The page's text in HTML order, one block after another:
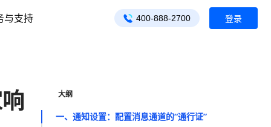
与支持 400-888-2700 登录
大纲
一、通知设置：配置消息通道的“通行证”